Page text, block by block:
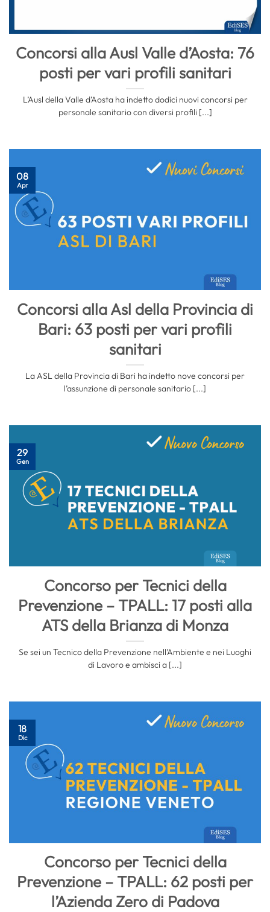
Concorsi alla Ausl Valle d’Aosta: 76
posti per vari profili sanitari
L’Ausl della Valle d’Aosta ha indetto dodici nuovi concorsi per
personale sanitario con diversi profili [...]
Concorsi alla Asl della Provincia di
Bari: 63 posti per vari profili
sanitari
La ASL della Provincia di Bari ha indetto nove concorsi per
l’assunzione di personale sanitario [...]
08
Apr
Concorso per Tecnici della
Prevenzione – TPALL: 17 posti alla
ATS della Brianza di Monza
Se sei un Tecnico della Prevenzione nell’Ambiente e nei Luoghi
di Lavoro e ambisci a [...]
29
Gen
Concorso per Tecnici della
Prevenzione – TPALL: 62 posti per
l’Azienda Zero di Padova
18
Dic